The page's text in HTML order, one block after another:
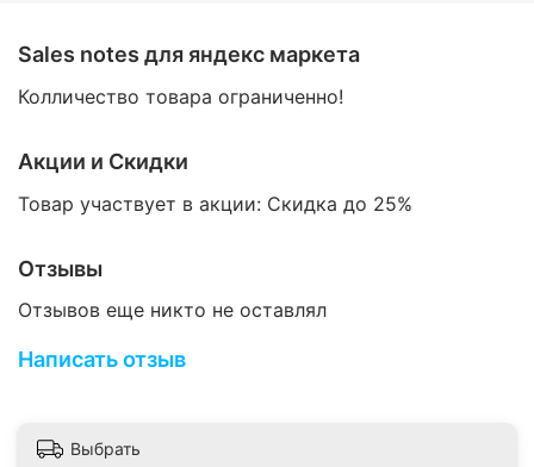
гипс.
Таблица подбора размера:
Sales notes для яндекс маркета
Колличество товара ограниченно!
Акции и Скидки
Товар участвует в акции: Скидка до 25%
Отзывы
Отзывов еще никто не оставлял
Написать отзыв
Выбрать